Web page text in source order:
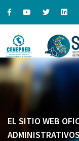
EL SITIO WEB